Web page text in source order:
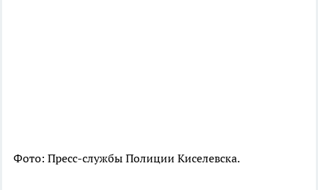
Фото: Пресс-службы Полиции Киселевска.